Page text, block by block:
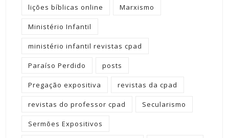
lições bíblicas online Marxismo
Ministério Infantil
ministério infantil revistas cpad
Paraíso Perdido posts
Pregação expositiva revistas da cpad
revistas do professor cpad Secularismo
Sermões Expositivos